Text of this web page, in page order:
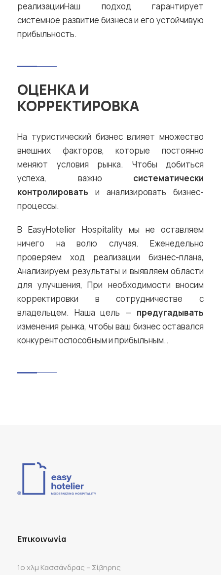
реализацииНаш подход гарантирует
системное развитие бизнеса и его устойчивую
прибыльность.
ОЦЕНКА И
КОРРЕКТИРОВКА
На туристический бизнес влияет множество
внешних факторов, которые постоянно
меняют условия рынка. Чтобы добиться
успеха, важно систематически
контролировать и анализировать бизнес-
процессы.
В EasyHotelier Hospitality мы не оставляем
ничего на волю случая. Еженедельно
проверяем ход реализации бизнес-плана,
Анализируем результаты и выявляем области
для улучшения, При необходимости вносим
корректировки в сотрудничестве с
владельцем. Наша цель — предугадывать
изменения рынка, чтобы ваш бизнес оставался
конкурентоспособным и прибыльным..
Επικοινωνία
1ο χλμ Κασσάνδρας – Σίβηρης